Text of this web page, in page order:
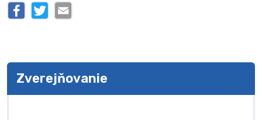
Zverejňovanie